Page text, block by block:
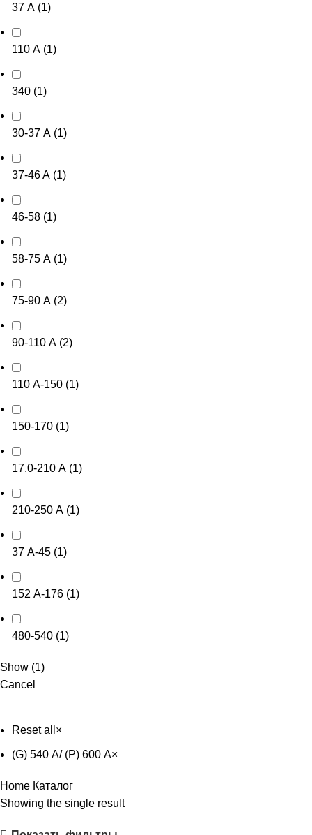
37 А (1)
110 А (1)
340 (1)
30-37 А (1)
37-46 A (1)
46-58 (1)
58-75 А (1)
75-90 А (2)
90-110 А (2)
110 А-150 (1)
150-170 (1)
17.0-210 А (1)
210-250 А (1)
37 А-45 (1)
152 А-176 (1)
480-540 (1)
Show (1)
Cancel
Reset all ×
(G) 540 А/ (P) 600 А×
Home Каталог
Showing the single result